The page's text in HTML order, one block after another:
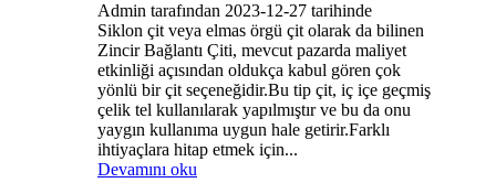
Admin tarafından 2023-12-27 tarihinde
Siklon çit veya elmas örgü çit olarak da bilinen
Zincir Bağlantı Çiti, mevcut pazarda maliyet
etkinliği açısından oldukça kabul gören çok
yönlü bir çit seçeneğidir.Bu tip çit, iç içe geçmiş
çelik tel kullanılarak yapılmıştır ve bu da onu
yaygın kullanıma uygun hale getirir.Farklı
ihtiyaçlara hitap etmek için...
Devamını oku